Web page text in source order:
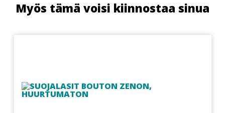
Myös tämä voisi kiinnostaa sinua